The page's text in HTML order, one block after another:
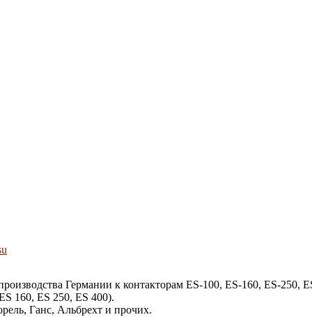
Германии к контакторам ES-100, ES-160, ES-250,
160, ES 250, ES 400).
Ганс, Альбрехт и прочих.